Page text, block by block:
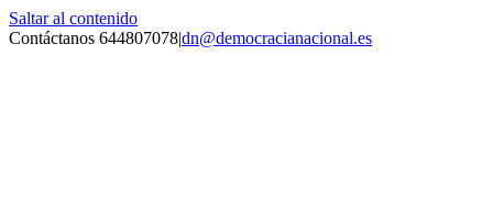
Saltar al contenido
Contáctanos 644807078|dn@democracianacional.es